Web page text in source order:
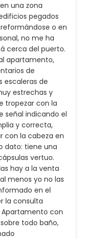
una zona
pegados
o en
no me ha
cerca del puerto.
apartamento,
de
escaleras de
estrechas y
tropezar con la
señal indicando el
y correcta,
con la cabeza en
dato: tiene una
vertuo.
hay a la venta
menos yo no las
en el
la consulta
con
todo baño,